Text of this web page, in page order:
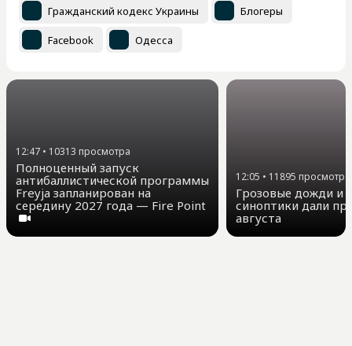
Гражданский кодекс Украины Блогеры
Facebook Одесса
12:47 • 10313 просмотра
Полноценный запуск
антибаллистической программы
Freyja запланирован на
середину 2027 года — Fire Point
12:05 • 11895 просмотра
Грозовые дожди и
синоптики дали
августа